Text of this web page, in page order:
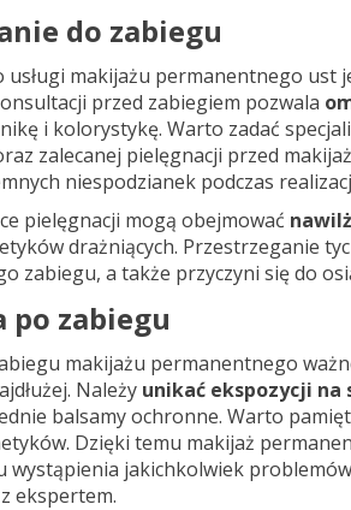
do zabiegu
usługi makijażu permanentnego ust
przed zabiegiem pozwala
i kolorystykę. Warto zadać
zalecanej pielęgnacji przed
niespodzianek podczas
pielęgnacji mogą obejmować
drażniących. Przestrzeganie
zabiegu, a także przyczyni się do
po zabiegu
makijażu permanentnego
Należy unikać ekspozycji na
balsamy ochronne. Warto
Dzięki temu makijaż
wystąpienia jakichkolwiek
ekspertem.